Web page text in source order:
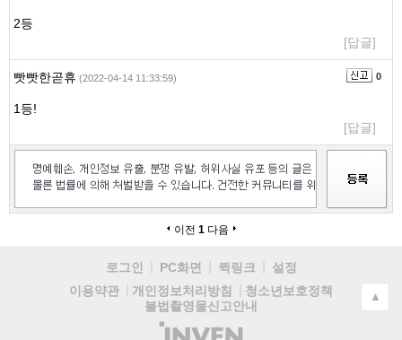
2등
[답글]
빳빳한곧휴 (2022-04-14 11:33:59) 0
1등!
[답글]
이전 1 다음
로그인 PC화면 퀵링크
설정
이용약관
개인정보처리방침
청소년보호정책
불법촬영물신고안내
(주)
▲